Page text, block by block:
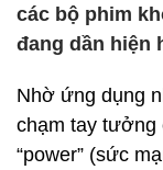
các bộ phim
đang dần hiện
Nhờ ứng dụng
chạm tay tưởng
“power” (sức